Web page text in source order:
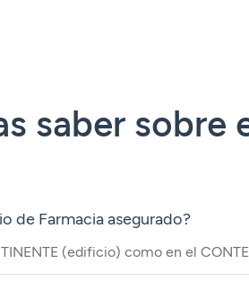
saber sobre
de Farmacia asegurado?
(edificio) como en el